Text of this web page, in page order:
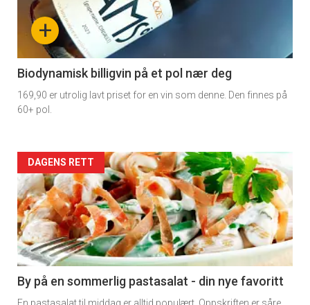
nå
4
+
Biodynamisk billigvin på et pol nær deg
169,90 er utrolig lavt priset for en vin som denne. Den finnes på
60+ pol.
Forsiden
akkurat
nå
-
5
DAGENS RETT
By på en sommerlig pastasalat - din nye favoritt